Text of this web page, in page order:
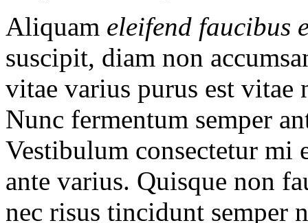
Aliquam eleifend faucibus
suscipit, diam non
vitae varius purus est vitae
Nunc fermentum semper
Vestibulum consectetur mi
ante varius. Quisque non
nec risus tincidunt semper